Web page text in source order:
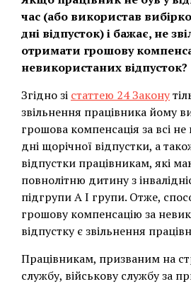
час (або використав
дні відпусток) і бажає, не
отримати грошову
невикористаних відпусток?
Згідно зі статтею 24 Закону
звільнення працівника йому
грошова компенсація за всі
дні щорічної відпустки, а
відпустки працівникам, які
повнолітню дитину з
підгрупи А I групи. Отже,
грошову компенсацію за
відпустку є звільнення
Працівникам, призваним на
службу, військову службу за